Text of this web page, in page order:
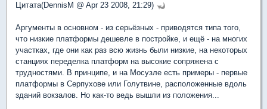
Цитата(DennisM @ Apr 23 2008, 21:29)
Аргументы в основном - из серьёзных - приводятся типа того,
что низкие платформы дешевле в постройке, и ещё - на многих
участках, где они как раз всю жизнь были низкие, на некоторых
станциях переделка платформ на высокие сопряжена с
трудностями. В принципе, и на Мосузле есть примеры - первые
платформы в Серпухове или Голутвине, расположенные вдоль
зданий вокзалов. Но как-то ведь вышли из положения...